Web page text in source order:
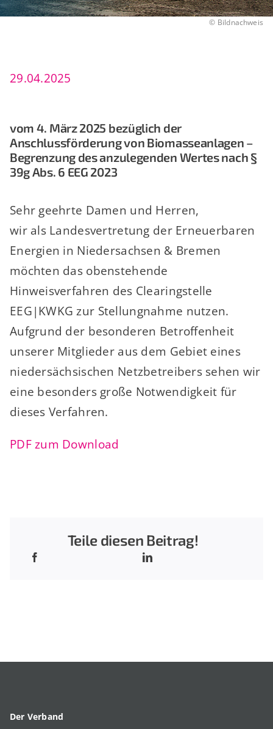
© Bildnachweis
29.04.2025
vom 4. März 2025 bezüglich der
Anschlussförderung von Biomasseanlagen –
Begrenzung des anzulegenden Wertes nach §
39g Abs. 6 EEG 2023
Sehr geehrte Damen und Herren,
wir als Landesvertretung der Erneuerbaren
Energien in Niedersachsen & Bremen
möchten das obenstehende
Hinweisverfahren des Clearingstelle
EEG|KWKG zur Stellungnahme nutzen.
Aufgrund der besonderen Betroffenheit
unserer Mitglieder aus dem Gebiet eines
niedersächsischen Netzbetreibers sehen wir
eine besonders große Notwendigkeit für
dieses Verfahren.
PDF zum Download
Teile diesen Beitrag!
Der Verband